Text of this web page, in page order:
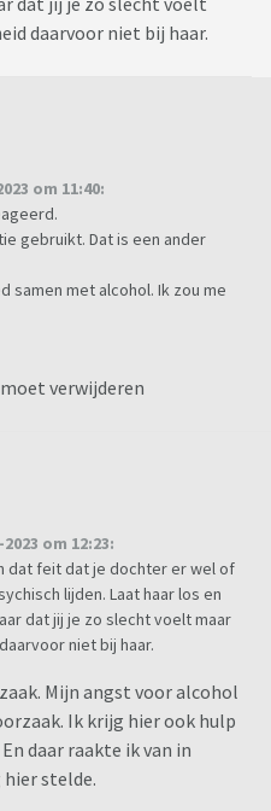
daarvoor niet bij haar.
om 11:40:
gebruikt. Dat is een ander
samen met alcohol. Ik zou me
verwijderen
om 12:23:
dat feit dat je dochter er wel of
lijden. Laat haar los en
dat jij je zo slecht voelt maar
niet bij haar.
Mijn angst voor alcohol
Ik krijg hier ook hulp
daar raakte ik van in
hier stelde.